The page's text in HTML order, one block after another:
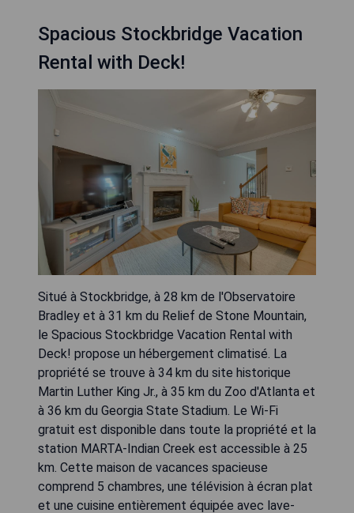
Spacious Stockbridge Vacation
Rental with Deck!
Situé à Stockbridge, à 28 km de l'Observatoire
Bradley et à 31 km du Relief de Stone Mountain,
le Spacious Stockbridge Vacation Rental with
Deck! propose un hébergement climatisé. La
propriété se trouve à 34 km du site historique
Martin Luther King Jr., à 35 km du Zoo d'Atlanta et
à 36 km du Georgia State Stadium. Le Wi-Fi
gratuit est disponible dans toute la propriété et la
station MARTA-Indian Creek est accessible à 25
km. Cette maison de vacances spacieuse
comprend 5 chambres, une télévision à écran plat
et une cuisine entièrement équipée avec lave-